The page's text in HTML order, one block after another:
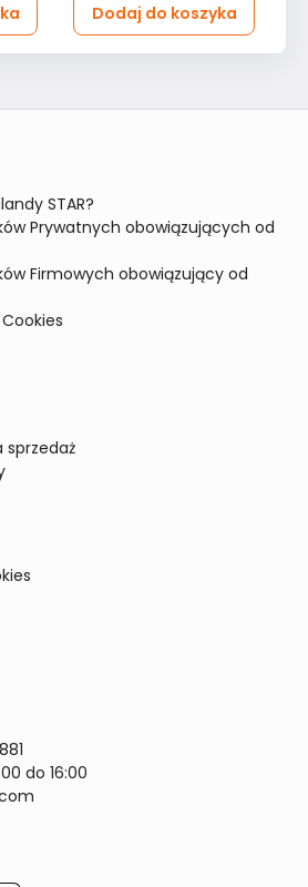
Dodaj do koszyka
STAR?
Prywatnych obowiązujących od
Firmowych obowiązujący od
do 16:00